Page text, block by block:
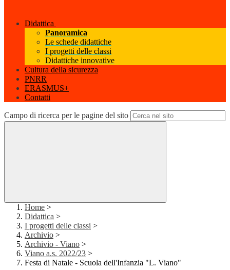
Didattica
Panoramica
Le schede didattiche
I progetti delle classi
Didattiche innovative
Cultura della sicurezza
PNRR
ERASMUS+
Contatti
Campo di ricerca per le pagine del sito
Home >
Didattica >
I progetti delle classi >
Archivio >
Archivio - Viano >
Viano a.s. 2022/23 >
Festa di Natale - Scuola dell'Infanzia "L. Viano"